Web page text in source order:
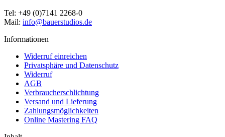
Tel: +49 (0)7141 2268-0
Mail: info@bauerstudios.de
Informationen
Widerruf einreichen
Privatsphäre und Datenschutz
Widerruf
AGB
Verbraucherschlichtung
Versand und Lieferung
Zahlungsmöglichkeiten
Online Mastering FAQ